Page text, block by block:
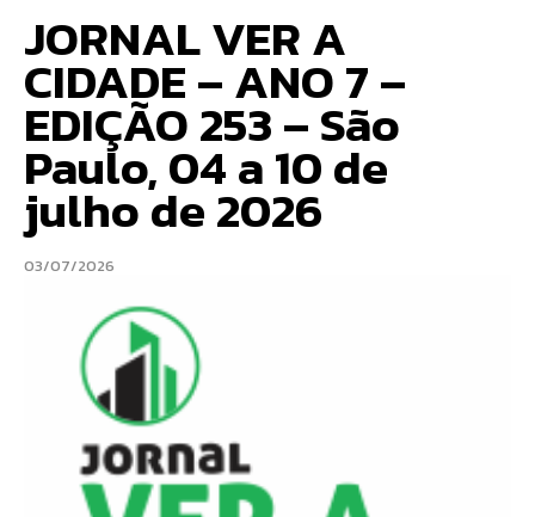
JORNAL VER A
CIDADE – ANO 7 –
EDIÇÃO 253 – São
Paulo, 04 a 10 de
julho de 2026
03/07/2026